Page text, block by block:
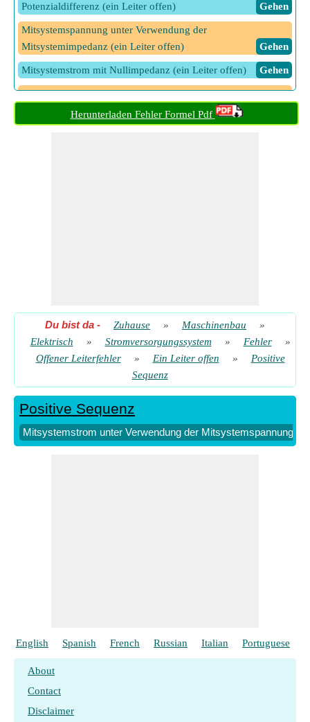
Potenzialdifferenz (ein Leiter offen)
​ Gehen
Mitsystemspannung unter Verwendung der
Mitsystemimpedanz (ein Leiter offen)
​ Gehen
Mitsystemstrom mit Nullimpedanz (ein Leiter offen) ​ Gehen
Mitsystemstrom unter Verwendung der Mitsystemspannung
(ein Leiter offen)Herunterladen Fehler Formel Pdf
Du bist da - Zuhause » Maschinenbau
»
Elektrisch
» Stromversorgungssystem » Fehler
»
Offener Leiterfehler
» Ein Leiter offen »
Positive
Sequenz
Positive Sequenz
Mitsystemstrom unter Verwendung der Mitsystemspannung
English Spanish French Russian Italian Portuguese
About
Contact
Disclaimer